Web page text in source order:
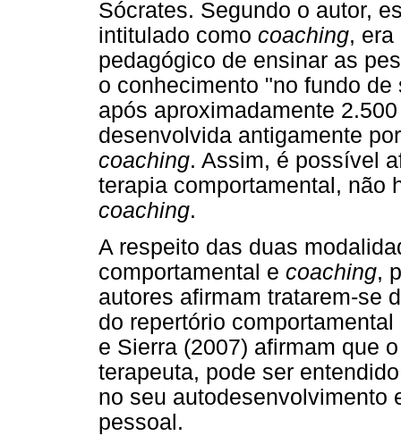
Sócrates. Segundo o autor,
intitulado como coaching,
pedagógico de ensinar as
o conhecimento "no fundo
após aproximadamente
desenvolvida antigamente
coaching. Assim, é possível
terapia comportamental, não
coaching.
A respeito das duas
comportamental e coaching,
autores afirmam tratarem-se
do repertório
e Sierra (2007) afirmam que
terapeuta, pode ser
no seu autodesenvolvimento
pessoal.